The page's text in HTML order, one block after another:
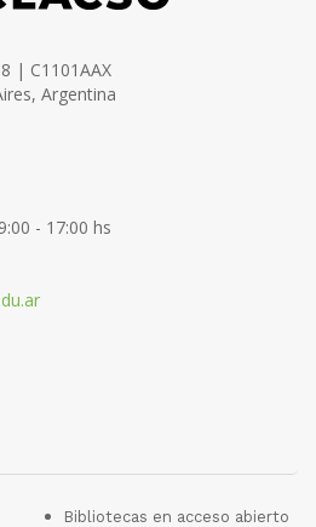
| C1101AAX
Argentina
- 17:00 hs
Bibliotecas en acceso abierto